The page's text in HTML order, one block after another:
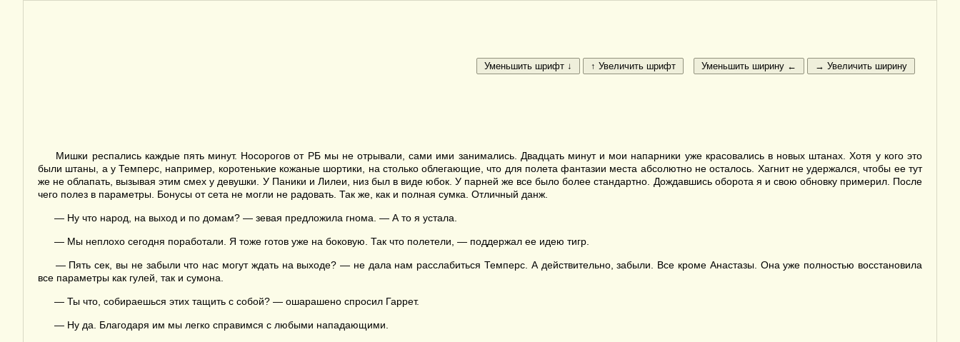
Мишки респались каждые пять минут. Носорогов от РБ мы не отрывали, сами ими занимались. Двадцать минут и мои напарники уже красовались в новых штанах. Хотя у кого это
были штаны, а у Темперс, например, коротенькие кожаные шортики, на столько облегающие, что для полета фантазии места абсолютно не осталось. Хагнит не удержался, чтобы ее тут
же не облапать, вызывая этим смех у девушки. У Паники и Лилеи, низ был в виде юбок. У парней же все было более стандартно. Дождавшись оборота я и свою обновку примерил. После
чего полез в параметры. Бонусы от сета не могли не радовать. Так же, как и полная сумка. Отличный данж.
— Ну что народ, на выход и по домам? — зевая предложила гнома. — А то я устала.
— Мы неплохо сегодня поработали. Я тоже готов уже на боковую. Так что полетели, — поддержал ее идею тигр.
— Пять сек, вы не забыли что нас могут ждать на выходе? — не дала нам расслабиться Темперс. А действительно, забыли. Все кроме Анастазы. Она уже полностью восстановила
все параметры как гулей, так и сумона.
— Ты что, собираешься этих тащить с собой? — ошарашено спросил Гаррет.
— Ну да. Благодаря им мы легко справимся с любыми нападающими.